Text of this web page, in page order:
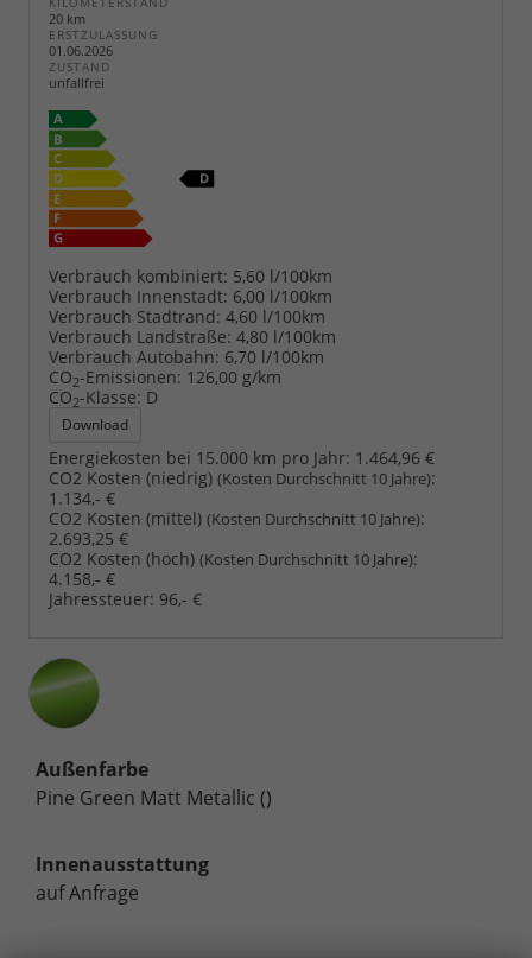
20 km
ERSTZULASSUNG
01.06.2026
ZUSTAND
unfallfrei
Verbrauch kombiniert: 5,60 l/100km
Verbrauch Innenstadt: 6,00 l/100km
Verbrauch Stadtrand: 4,60 l/100km
Verbrauch Landstraße: 4,80 l/100km
Verbrauch Autobahn: 6,70 l/100km
CO2-Emissionen: 126,00 g/km
CO2-Klasse: D
Download
Energiekosten bei 15.000 km pro Jahr: 1.464,96 €
CO2 Kosten (niedrig) (Kosten Durchschnitt 10 Jahre):
1.134,- €
CO2 Kosten (mittel) (Kosten Durchschnitt 10 Jahre):
2.693,25 €
CO2 Kosten (hoch) (Kosten Durchschnitt 10 Jahre):
4.158,- €
Jahressteuer: 96,- €
Außenfarbe
Pine Green Matt Metallic ()
Innenausstattung
auf Anfrage